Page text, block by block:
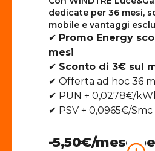
dedicate per 36 mesi,
mobile e vantaggi
✔ Promo Energy
mesi
✔ Sconto di 3€ sul
✔ Offerta ad hoc 36
✔ PUN + 0,0278€/
✔ PSV + 0,0965€/Smc
-5,50€/mese